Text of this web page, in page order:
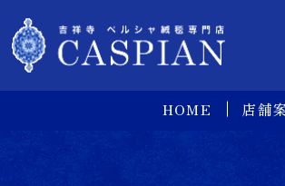
HOME 店舗